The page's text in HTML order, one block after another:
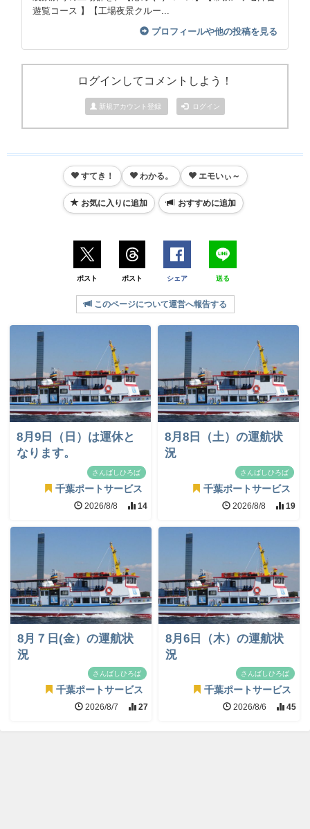
遊覧コース 】【工場夜景クルー...
プロフィールや他の投稿を見る
ログインしてコメントしよう！
新規アカウント登録 ログイン
すてき！ わかる。 エモいぃ～
お気に入りに追加 おすすめに追加
ポスト ポスト シェア 送る
このページについて運営へ報告する
8月9日（日）は運休と
なります。
さんばしひろば
千葉ポートサービス
2026/8/8 14
8月8日（土）の運航状
況
さんばしひろば
千葉ポートサービス
2026/8/8 19
8月７日(金）の運航状
況
さんばしひろば
千葉ポートサービス
2026/8/7 27
8月6日（木）の運航状
況
さんばしひろば
千葉ポートサービス
2026/8/6 45